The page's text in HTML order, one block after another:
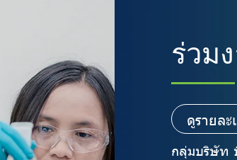
ร่วม
ดูรายละ
กลุ่มบริษัท